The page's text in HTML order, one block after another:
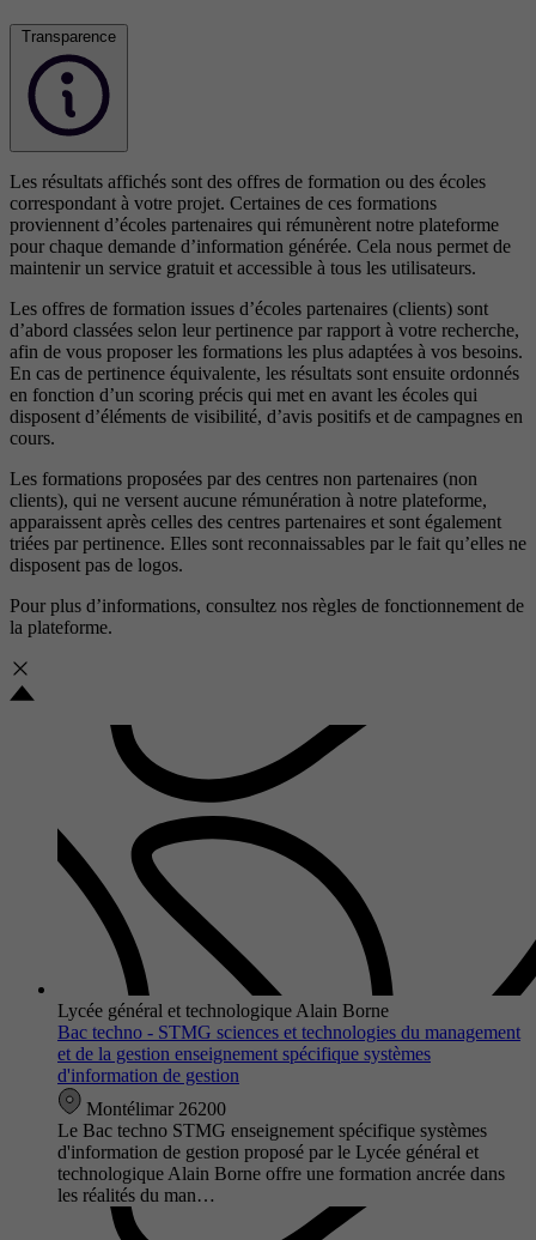
Transparence
Les résultats affichés sont des offres de formation ou des écoles
correspondant à votre projet. Certaines de ces formations
proviennent d’écoles partenaires qui rémunèrent notre plateforme
pour chaque demande d’information générée. Cela nous permet de
maintenir un service gratuit et accessible à tous les utilisateurs.
Les offres de formation issues d’écoles partenaires (clients) sont
d’abord classées selon leur pertinence par rapport à votre recherche,
afin de vous proposer les formations les plus adaptées à vos besoins.
En cas de pertinence équivalente, les résultats sont ensuite ordonnés
en fonction d’un scoring précis qui met en avant les écoles qui
disposent d’éléments de visibilité, d’avis positifs et de campagnes en
cours.
Les formations proposées par des centres non partenaires (non
clients), qui ne versent aucune rémunération à notre plateforme,
apparaissent après celles des centres partenaires et sont également
triées par pertinence. Elles sont reconnaissables par le fait qu’elles ne
disposent pas de logos.
Pour plus d’informations, consultez nos règles de fonctionnement de
la plateforme.
Lycée général et technologique Alain Borne
Bac techno - STMG sciences et technologies du management
et de la gestion enseignement spécifique systèmes
d'information de gestion
Montélimar 26200
Le Bac techno STMG enseignement spécifique systèmes
d'information de gestion proposé par le Lycée général et
technologique Alain Borne offre une formation ancrée dans
les réalités du man…